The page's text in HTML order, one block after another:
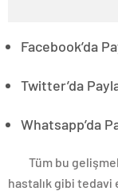
Facebook’da
Twitter’da
Whatsapp’da
Tüm bu
hastalık gibi tedavi